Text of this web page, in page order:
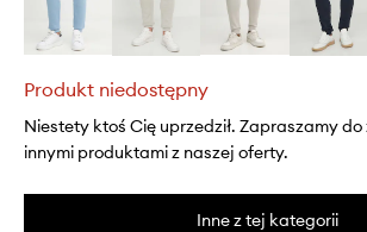
Produkt niedostępny
Niestety ktoś Cię uprzedził. Zapraszamy
innymi produktami z naszej oferty.
Inne z tej kategorii